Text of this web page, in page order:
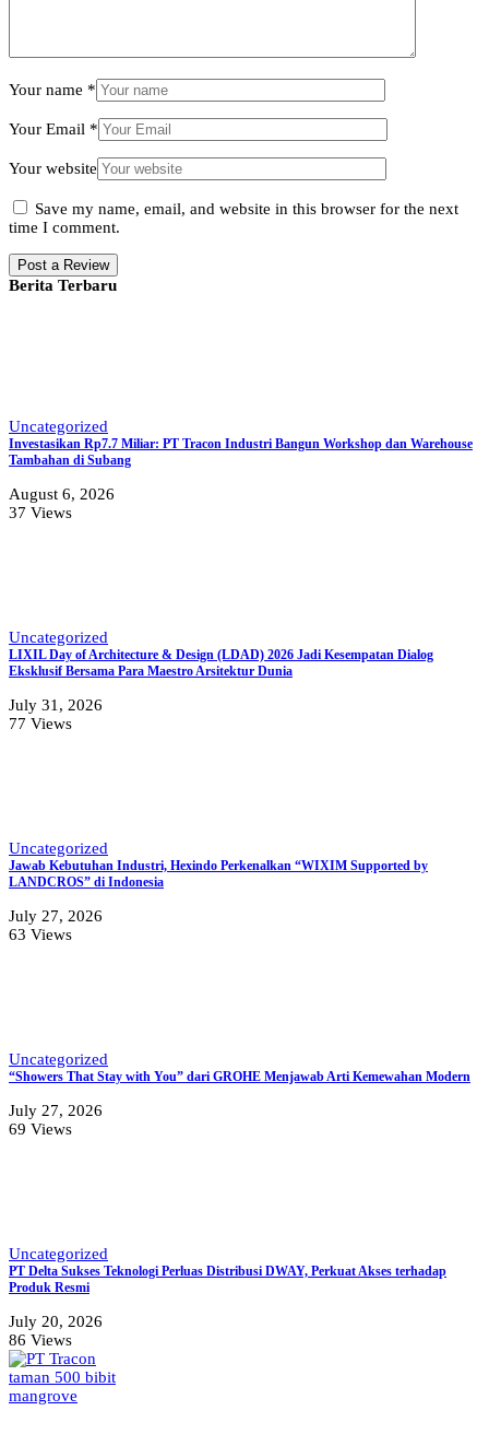
Your name *
Your Email *
Your website
Save my name, email, and website in this browser for the next
time I comment.
Berita Terbaru
Uncategorized
Investasikan Rp7.7 Miliar: PT Tracon Industri Bangun Workshop dan Warehouse
Tambahan di Subang
August 6, 2026
37 Views
Uncategorized
LIXIL Day of Architecture & Design (LDAD) 2026 Jadi Kesempatan Dialog
Eksklusif Bersama Para Maestro Arsitektur Dunia
July 31, 2026
77 Views
Uncategorized
Jawab Kebutuhan Industri, Hexindo Perkenalkan “WIXIM Supported by
LANDCROS” di Indonesia
July 27, 2026
63 Views
Uncategorized
“Showers That Stay with You” dari GROHE Menjawab Arti Kemewahan Modern
July 27, 2026
69 Views
Uncategorized
PT Delta Sukses Teknologi Perluas Distribusi DWAY, Perkuat Akses terhadap
Produk Resmi
July 20, 2026
86 Views